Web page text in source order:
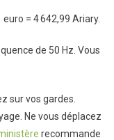
euro = 4 642,99 Ariary.
de 50 Hz. Vous
sur vos gardes.
Ne vous déplacez
recommande